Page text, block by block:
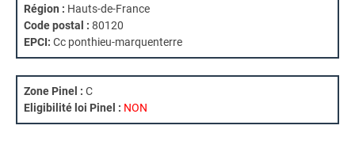
Région : Hauts-de-France
Code postal : 80120
EPCI: Cc ponthieu-marquenterre
Zone Pinel : C
Eligibilité loi Pinel : NON